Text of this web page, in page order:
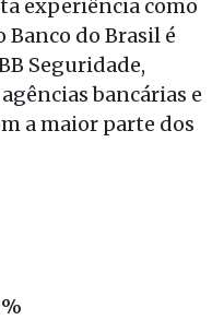
experiência como
do Brasil é
Seguridade,
bancárias e
a maior parte dos